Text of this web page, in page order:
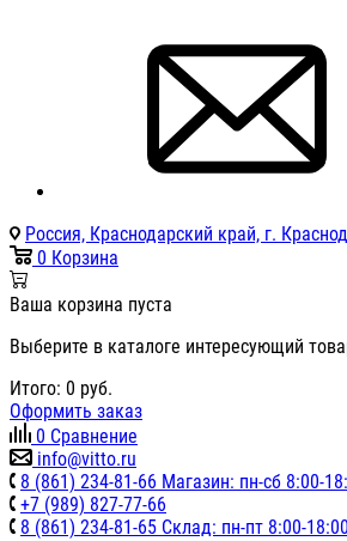
Россия, Краснодарский край, г.
0 Корзина
Ваша корзина пуста
Выберите в каталоге интересующий
Итого: 0 руб.
Оформить заказ
0 Сравнение
info@vitto.ru
8 (861) 234-81-66 Магазин: пн-сб 8:00-
+7 (989) 827-77-66
8 (861) 234-81-65 Склад: пн-пт 8:00-18:00